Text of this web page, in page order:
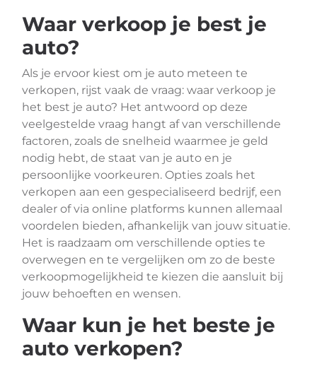
Waar verkoop je best je
auto?
Als je ervoor kiest om je auto meteen te
verkopen, rijst vaak de vraag: waar verkoop je
het best je auto? Het antwoord op deze
veelgestelde vraag hangt af van verschillende
factoren, zoals de snelheid waarmee je geld
nodig hebt, de staat van je auto en je
persoonlijke voorkeuren. Opties zoals het
verkopen aan een gespecialiseerd bedrijf, een
dealer of via online platforms kunnen allemaal
voordelen bieden, afhankelijk van jouw situatie.
Het is raadzaam om verschillende opties te
overwegen en te vergelijken om zo de beste
verkoopmogelijkheid te kiezen die aansluit bij
jouw behoeften en wensen.
Waar kun je het beste je
auto verkopen?